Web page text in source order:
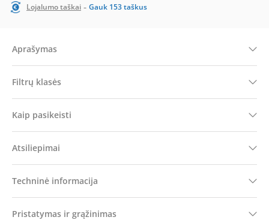
Lojalumo taškai - Gauk 153taškus
Aprašymas
Filtrų klasės
Kaip pasikeisti
Atsiliepimai
Techninė informacija
Pristatymas ir grąžinimas